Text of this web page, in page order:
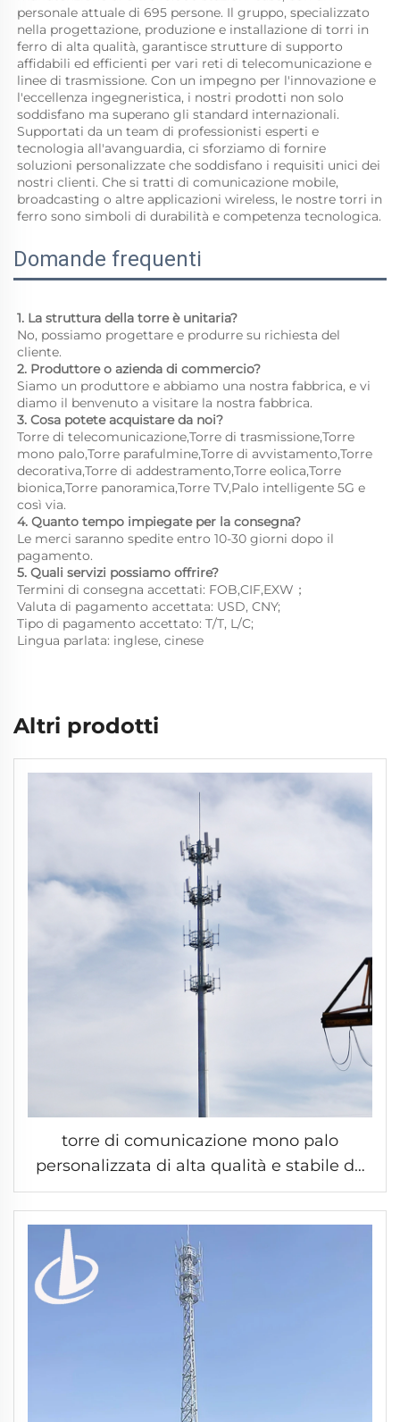
personale attuale di 695 persone. Il gruppo, specializzato
nella progettazione, produzione e installazione di torri in
ferro di alta qualità, garantisce strutture di supporto
affidabili ed efficienti per vari reti di telecomunicazione e
linee di trasmissione. Con un impegno per l'innovazione e
l'eccellenza ingegneristica, i nostri prodotti non solo
soddisfano ma superano gli standard internazionali.
Supportati da un team di professionisti esperti e
tecnologia all'avanguardia, ci sforziamo di fornire
soluzioni personalizzate che soddisfano i requisiti unici dei
nostri clienti. Che si tratti di comunicazione mobile,
broadcasting o altre applicazioni wireless, le nostre torri in
Domande frequenti
1. La struttura della torre è unitaria?
No, possiamo progettare e produrre su richiesta del
cliente.
2. Produttore o azienda di commercio?
Siamo un produttore e abbiamo una nostra fabbrica, e vi
diamo il benvenuto a visitare la nostra fabbrica.
3. Cosa potete acquistare da noi?
Torre di telecomunicazione,Torre di trasmissione,Torre
mono palo,Torre parafulmine,Torre di avvistamento,Torre
decorativa,Torre di addestramento,Torre eolica,Torre
bionica,Torre panoramica,Torre TV,Palo intelligente 5G e
così via.
4. Quanto tempo impiegate per la consegna?
Le merci saranno spedite entro 10-30 giorni dopo il
pagamento.
5. Quali servizi possiamo offrire?
Termini di consegna accettati: FOB,CIF,EXW；
Valuta di pagamento accettata: USD, CNY;
Tipo di pagamento accettato: T/T, L/C;
Lingua parlata: inglese, cinese
Altri prodotti
torre di comunicazione mono palo
personalizzata di alta qualità e stabile da
15 a 60 m Torre telecom